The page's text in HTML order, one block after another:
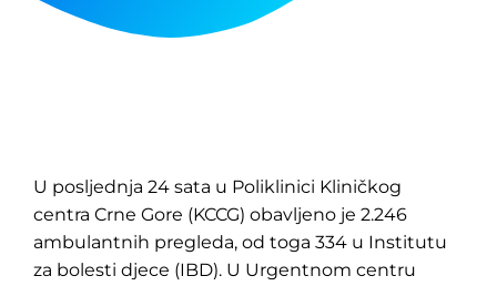
U posljednja 24 sata u Poliklinici Kliničkog
centra Crne Gore (KCCG) obavljeno je 2.246
ambulantnih pregleda, od toga 334 u Institutu
za bolesti djece (IBD). U Urgentnom centru